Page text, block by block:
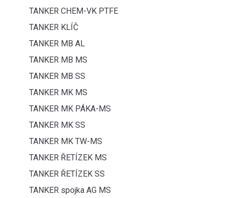
TANKER CHEM-VK PTFE
TANKER KLÍČ
TANKER MB AL
TANKER MB MS
TANKER MB SS
TANKER MK MS
TANKER MK PÁKA-MS
TANKER MK SS
TANKER MK TW-MS
TANKER ŘETÍZEK MS
TANKER ŘETÍZEK SS
TANKER spojka AG MS